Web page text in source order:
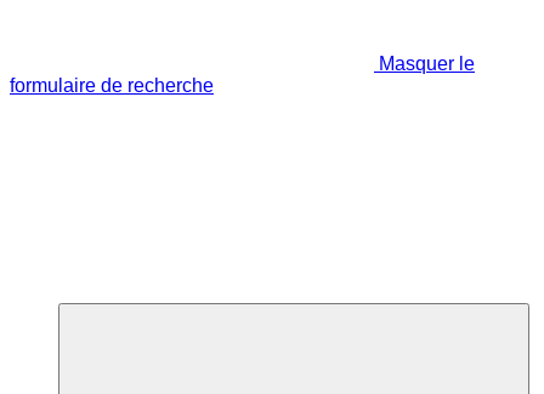
Masquer le
formulaire de recherche